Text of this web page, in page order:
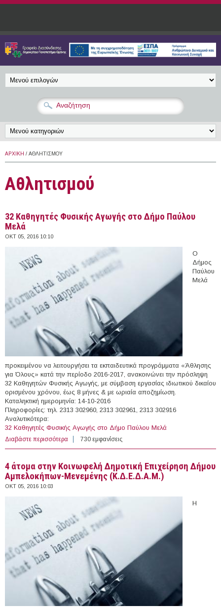
Παράκαμψη προς το κυρίως περιεχόμενο
ΑΡΧΙΚΉ / ΑΘΛΗΤΙΣΜΟΎ
Αθλητισμού
32 Kαθηγητές Φυσικής Αγωγής στο Δήμο Παύλου
Μελά
ΟΚΤ 05, 2016 10:10
Ο
Δήμος
Παύλου
Μελά
προκειμένου να λειτουργήσει τα εκπαιδευτικά προγράμματα «Άθλησης
για Όλους» κατά την περίοδο 2016-2017, ανακοινώνει την πρόσληψη
32 Καθηγητών Φυσικής Αγωγής, με σύμβαση εργασίας ιδιωτικού δικαίου
ορισμένου χρόνου, έως 8 μήνες & με ωριαία αποζημίωση.
Καταληκτική ημερομηνία: 14-10-2016
Πληροφορίες: τηλ. 2313 302960, 2313 302961, 2313 302916
Αναλυτικότερα:
32 Kαθηγητές Φυσικής Αγωγής στο Δήμο Παύλου Μελά
Διαβάστε περισσότερα για 32 Kαθηγητές Φυσικής Αγωγής στο Δήμο Παύλου
Μελά
730 εμφανίσεις
4 άτομα στην Κοινωφελή Δημοτική Επιχείρηση Δήμου
Αμπελοκήπων-Μενεμένης (Κ.∆.Ε.∆.Α.Μ.)
ΟΚΤ 05, 2016 10:03
Η